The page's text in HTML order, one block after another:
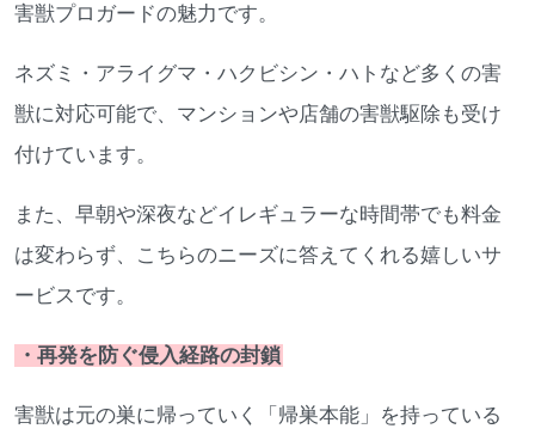
害獣プロガードの魅力です。
ネズミ・アライグマ・ハクビシン・ハトなど多くの害
獣に対応可能で、マンションや店舗の害獣駆除も受け
付けています。
また、早朝や深夜などイレギュラーな時間帯でも料金
は変わらず、こちらのニーズに答えてくれる嬉しいサ
ービスです。
・再発を防ぐ侵入経路の封鎖
害獣は元の巣に帰っていく「帰巣本能」を持っている